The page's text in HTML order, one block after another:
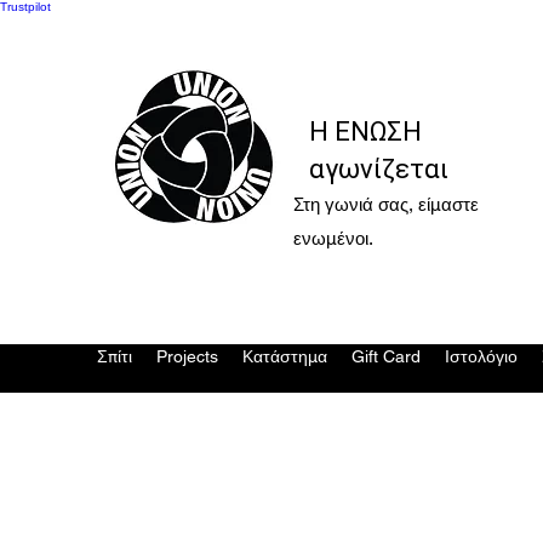
Trustpilot
Η ΕΝΩΣΗ
αγωνίζεται
Στη γωνιά σας, είμαστε
ενωμένοι.
Σπίτι Projects Κατάστημα Gift Card Ιστολόγιο